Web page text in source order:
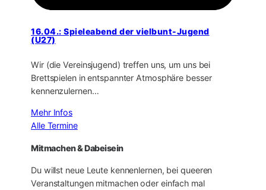
16.04.: Spieleabend der vielbunt-Jugend
(U27)
Wir (die Vereinsjugend) treffen uns, um uns bei
Brettspielen in entspannter Atmosphäre besser
kennenzulernen…
Mehr Infos
Alle Termine
Mitmachen & Dabeisein
Du willst neue Leute kennenlernen, bei queeren
Veranstaltungen mitmachen oder einfach mal